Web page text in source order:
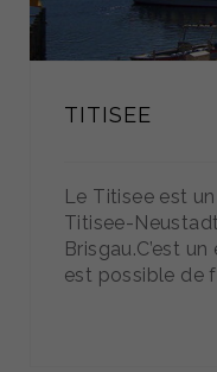
TITISEE
Le Titisee est
Titisee-
Brisgau.C’est
est possible de